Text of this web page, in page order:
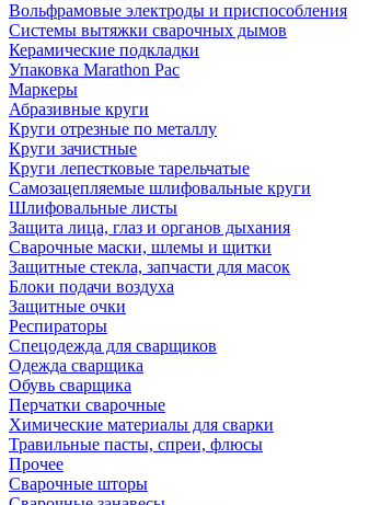
Вольфрамовые электроды и приспособления
Системы вытяжки сварочных дымов
Керамические подкладки
Упаковка Marathon Pac
Маркеры
Абразивные круги
Круги отрезные по металлу
Круги зачистные
Круги лепестковые тарельчатые
Самозацепляемые шлифовальные круги
Шлифовальные листы
Защита лица, глаз и органов дыхания
Сварочные маски, шлемы и щитки
Защитные стекла, запчасти для масок
Блоки подачи воздуха
Защитные очки
Респираторы
Спецодежда для сварщиков
Одежда сварщика
Обувь сварщика
Перчатки сварочные
Химические материалы для сварки
Травильные пасты, спреи, флюсы
Прочее
Сварочные шторы